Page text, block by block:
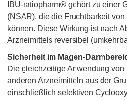
IBU-ratiopharm® gehört zu einer
(NSAR), die die Fruchtbarkeit
können. Diese Wirkung ist nach
Arzneimittels reversibel
Sicherheit im Magen-
Die gleichzeitige Anwendung
anderen Arzneimitteln aus der
einschließlich selektiven